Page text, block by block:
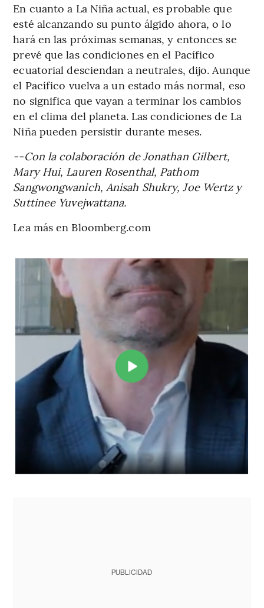
En cuanto a La Niña actual, es probable que
esté alcanzando su punto álgido ahora, o lo
hará en las próximas semanas, y entonces se
prevé que las condiciones en el Pacífico
ecuatorial desciendan a neutrales, dijo. Aunque
el Pacífico vuelva a un estado más normal, eso
no significa que vayan a terminar los cambios
en el clima del planeta. Las condiciones de La
Niña pueden persistir durante meses.
--Con la colaboración de Jonathan Gilbert,
Mary Hui, Lauren Rosenthal, Pathom
Sangwongwanich, Anisah Shukry, Joe Wertz y
Suttinee Yuvejwattana.
Lea más en Bloomberg.com
PUBLICIDAD